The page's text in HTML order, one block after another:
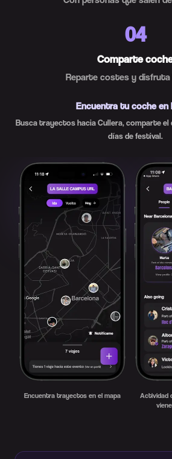
04
Comparte
Reparte costes y disfruta
Encuentra tu coche en
Busca trayectos hacia Cullera, comparte el
días de festival.
Encuentra trayectos en el mapa
Actividad